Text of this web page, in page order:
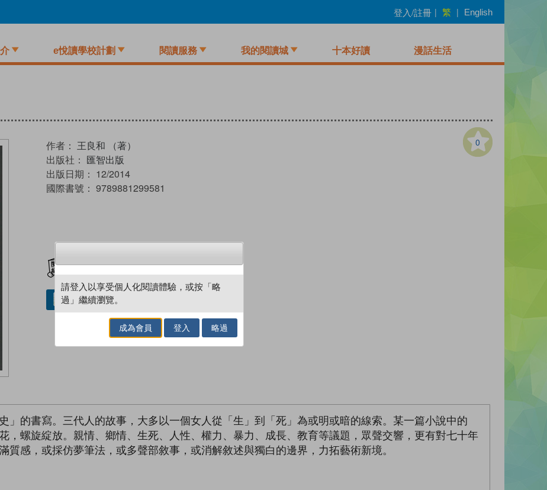
登入/註冊 | 繁 | English
e悅讀學校計劃 閱讀服務 我的閱讀城 十本好讀 漫話生活
0
作者： 王良和 （著）
出版社： 匯智出版
出版日期： 12/2014
國際書號： 9789881299581
借閱實體書
」的書寫。三代人的故事，大多以一個女人從「生」到「死」為或明或暗的線索。某一篇小說中的
，螺旋綻放。親情、鄉情、生死、人性、權力、暴力、成長、教育等議題，眾聲交響，更有對七十年
質感，或採仿夢筆法，或多聲部敘事，或消解敘述與獨白的邊界，力拓藝術新境。
請登入以享受個人化閱讀體驗，或按「略
過」繼續瀏覽。
成為會員 登入 略過